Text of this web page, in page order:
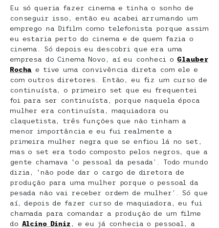
Eu só queria fazer cinema e tinha o sonho de
conseguir isso, então eu acabei arrumando um
emprego na Difilm como telefonista porque assim
eu estaria perto do cinema e de quem fazia o
cinema. Só depois eu descobri que era uma
empresa do Cinema Novo, aí eu conheci o Glauber
Rocha e tive uma convivência direta com ele e
com outros diretores. Então, eu fiz um curso de
continuísta, o primeiro set que eu frequentei
foi para ser continuísta, porque naquela época
mulher era continuísta, maquiadora ou
claquetista, três funções que não tinham a
menor importância e eu fui realmente a
primeira mulher negra que se enfiou lá no set,
mas o set era todo composto pelos negros, que a
gente chamava ‘o pessoal da pesada’. Todo mundo
dizia, ‘não pode dar o cargo de diretora de
produção para uma mulher porque o pessoal da
pesada não vai receber ordem de mulher’. Só que
aí, depois de fazer curso de maquiadora, eu fui
chamada para comandar a produção de um filme
do Alcino Diniz , e eu já conhecia o pessoal, a